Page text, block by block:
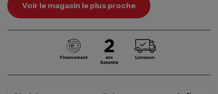
Voir le magasin le plus proche